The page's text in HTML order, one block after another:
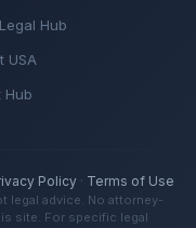
Hub
USA
Hub
Policy · Terms of Use
legal advice. No attorney-
site. For specific legal